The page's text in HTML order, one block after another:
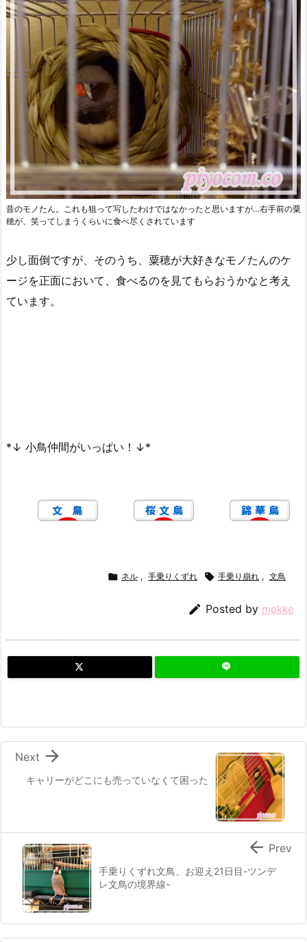
昔のモノたん。これも狙って写したわけではなかったと思いますが…右手前の粟
穂が、笑ってしまうくらいに食べ尽くされています
少し面倒ですが、そのうち、粟穂が大好きなモノたんのケ
ージを正面において、食べるのを見てもらおうかなと考え
ています。
*↓ 小鳥仲間がいっぱい！↓*
 ネル , 手乗りくずれ  手乗り崩れ , 文鳥
 Posted by mokke
キャリーがどこにも売っていなくて困った

Next
手乗りくずれ文鳥、お迎え21日目-ツンデ
レ文鳥の境界線-
 Prev